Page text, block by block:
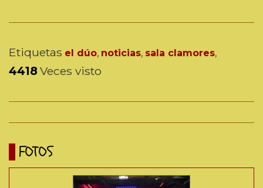
Etiquetas el dúo, noticias, sala clamores,
4418 Veces visto
FOTOS